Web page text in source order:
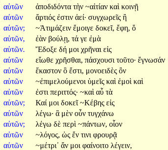
αὐτῶν ἀποδιδόντα τὴν ~αἰτίαν καὶ κοινῇ
αὐτῶν ἄρτιός ἐστιν ἀεί· συγχωρεῖς ἢ
αὐτῶν; ~Ἀτιμάζειν ἔμοιγε δοκεῖ, ἔφη, ὅ
αὐτῶν, ἐὰν βούλῃ, τά γε ἐμὰ
αὐτῶν. Ἔδοξε δή μοι χρῆναι εἰς
αὐτῶν εἴωθε χρῆσθαι, πάσχουσι τοῦτο· ἔγνωσάν
αὐτῶν ἕκαστον ὃ ἔστι, μονοειδὲς ὂν
αὐτῶν ~ἐπιμελούμενοι ὑμεῖς καὶ ἐμοὶ καὶ
αὐτῶν ἐστι περιττός· ~καὶ αὖ τὰ
αὐτῶν; Καί μοι δοκεῖ~Κέβης εἰς
αὐτῶν λέγω· ἃ μὲν οὖν τυγχάνω
αὐτῶν; λέγω δὲ περὶ ~πάντων, οἷον
αὐτῶν ~λόγος, ὡς ἔν τινι φρουρᾷ
αὐτῶν ~μέτρι᾽ ἄν μοι φαίνοιτο λέγειν,